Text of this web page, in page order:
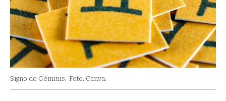
Signo de Géminis. Foto: Canva.